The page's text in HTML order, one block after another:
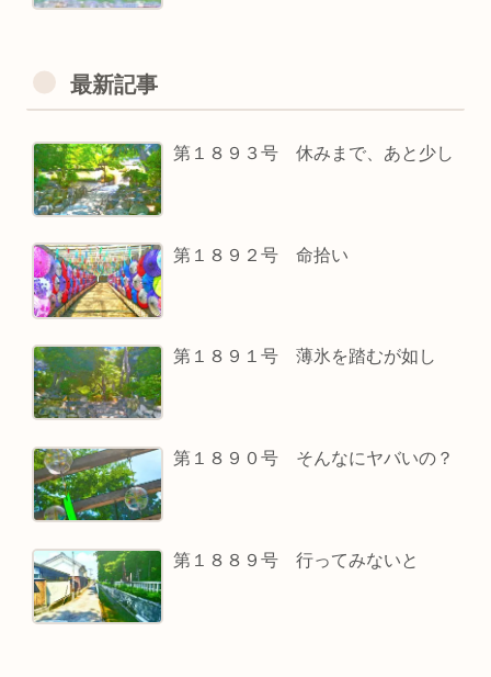
最新記事
第１８９３号 休みまで、あと少し
第１８９２号 命拾い
第１８９１号 薄氷を踏むが如し
第１８９０号 そんなにヤバいの？
第１８８９号 行ってみないと